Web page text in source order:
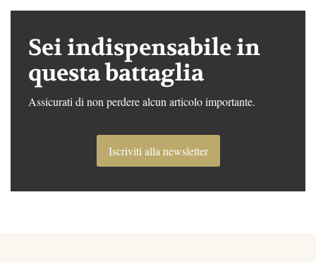
Sei indispensabile in
questa battaglia
Assicurati di non perdere alcun articolo importante.
Iscriviti alla newsletter